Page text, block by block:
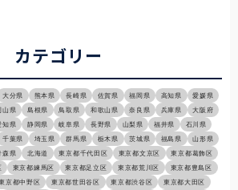
カテゴリー
大分県 熊本県 長崎県 佐賀県 福岡県 高知県
愛媛県
山県 島根県 鳥取県 和歌山県 奈良県 兵庫県
大阪府
知県 静岡県 岐阜県 長野県 山梨県 福井県
石川県
千葉県 埼玉県 群馬県 栃木県 茨城県 福島県
山形県
森県 北海道 東京都千代田区 東京都文京区
東京都葛飾区
東京都練馬区 東京都足立区 東京都荒川区
東京都豊島区
京都中野区 東京都世田谷区 東京都渋谷区
東京都大田区